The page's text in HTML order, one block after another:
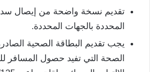
تقديم نسخة واضحة من إيصال
المحددة بالجهات المحددة.
يجب تقديم البطاقة الصحية
الصحة التي تفيد حصول المسافر